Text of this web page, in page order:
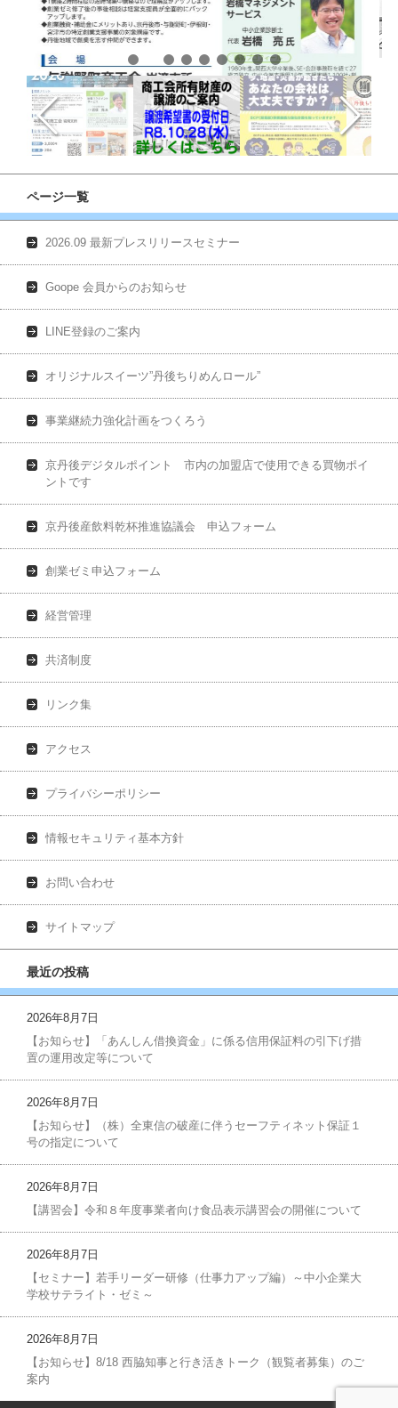
ページ一覧
2026.09 最新プレスリリースセミナー
Goope 会員からのお知らせ
LINE登録のご案内
オリジナルスイーツ”丹後ちりめんロール”
事業継続力強化計画をつくろう
京丹後デジタルポイント 市内の加盟店で使用できる買物ポイ
ントです
京丹後産飲料乾杯推進協議会 申込フォーム
創業ゼミ申込フォーム
経営管理
共済制度
リンク集
アクセス
プライバシーポリシー
情報セキュリティ基本方針
お問い合わせ
サイトマップ
最近の投稿
2026年8月7日
【お知らせ】「あんしん借換資金」に係る信用保証料の引下げ措
置の運用改定等について
2026年8月7日
【お知らせ】（株）全東信の破産に伴うセーフティネット保証１
号の指定について
2026年8月7日
【講習会】令和８年度事業者向け食品表示講習会の開催について
2026年8月7日
【セミナー】若手リーダー研修（仕事力アップ編）～中小企業大
学校サテライト・ゼミ～
2026年8月7日
【お知らせ】8/18 西脇知事と行き活きトーク（観覧者募集）のご
案内